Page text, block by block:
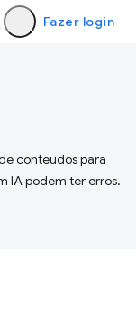
Fazer login
conteúdos para
IA podem ter erros.